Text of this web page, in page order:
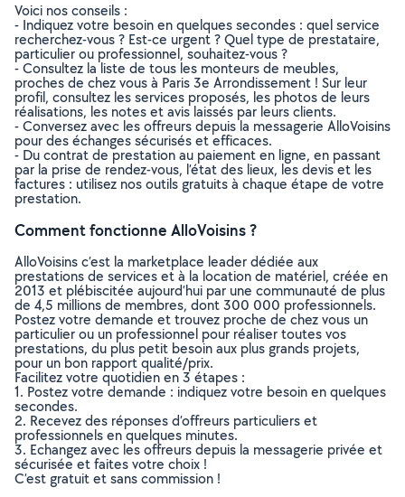
Voici nos conseils :
- Indiquez votre besoin en quelques secondes : quel service
recherchez-vous ? Est-ce urgent ? Quel type de prestataire,
particulier ou professionnel, souhaitez-vous ?
- Consultez la liste de tous les monteurs de meubles,
proches de chez vous à Paris 3e Arrondissement ! Sur leur
profil, consultez les services proposés, les photos de leurs
réalisations, les notes et avis laissés par leurs clients.
- Conversez avec les offreurs depuis la messagerie AlloVoisins
pour des échanges sécurisés et efficaces.
- Du contrat de prestation au paiement en ligne, en passant
par la prise de rendez-vous, l’état des lieux, les devis et les
factures : utilisez nos outils gratuits à chaque étape de votre
prestation.
Comment fonctionne AlloVoisins ?
AlloVoisins c’est la marketplace leader dédiée aux
prestations de services et à la location de matériel, créée en
2013 et plébiscitée aujourd’hui par une communauté de plus
de 4,5 millions de membres, dont 300 000 professionnels.
Postez votre demande et trouvez proche de chez vous un
particulier ou un professionnel pour réaliser toutes vos
prestations, du plus petit besoin aux plus grands projets,
pour un bon rapport qualité/prix.
Facilitez votre quotidien en 3 étapes :
1. Postez votre demande : indiquez votre besoin en quelques
secondes.
2. Recevez des réponses d’offreurs particuliers et
professionnels en quelques minutes.
3. Echangez avec les offreurs depuis la messagerie privée et
sécurisée et faites votre choix !
C’est gratuit et sans commission !